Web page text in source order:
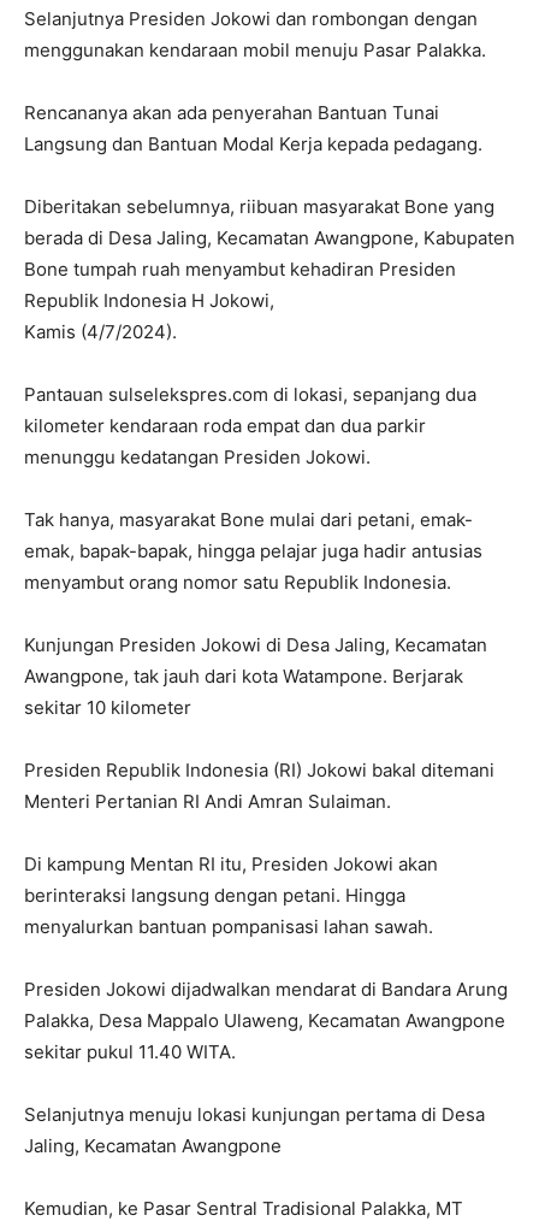
Selanjutnya Presiden Jokowi dan rombongan dengan
menggunakan kendaraan mobil menuju Pasar Palakka.
Rencananya akan ada penyerahan Bantuan Tunai
Langsung dan Bantuan Modal Kerja kepada pedagang.
Diberitakan sebelumnya, riibuan masyarakat Bone yang
berada di Desa Jaling, Kecamatan Awangpone, Kabupaten
Bone tumpah ruah menyambut kehadiran Presiden
Republik Indonesia H Jokowi,
Kamis (4/7/2024).
Pantauan sulselekspres.com di lokasi, sepanjang dua
kilometer kendaraan roda empat dan dua parkir
menunggu kedatangan Presiden Jokowi.
Tak hanya, masyarakat Bone mulai dari petani, emak-
emak, bapak-bapak, hingga pelajar juga hadir antusias
menyambut orang nomor satu Republik Indonesia.
Kunjungan Presiden Jokowi di Desa Jaling, Kecamatan
Awangpone, tak jauh dari kota Watampone. Berjarak
sekitar 10 kilometer
Presiden Republik Indonesia (RI) Jokowi bakal ditemani
Menteri Pertanian RI Andi Amran Sulaiman.
Di kampung Mentan RI itu, Presiden Jokowi akan
berinteraksi langsung dengan petani. Hingga
menyalurkan bantuan pompanisasi lahan sawah.
Presiden Jokowi dijadwalkan mendarat di Bandara Arung
Palakka, Desa Mappalo Ulaweng, Kecamatan Awangpone
sekitar pukul 11.40 WITA.
Selanjutnya menuju lokasi kunjungan pertama di Desa
Jaling, Kecamatan Awangpone
Kemudian, ke Pasar Sentral Tradisional Palakka, MT